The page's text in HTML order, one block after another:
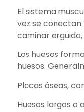
El sistema
vez se conectan
caminar
Los huesos
huesos.
Placas óseas,
Huesos largos o